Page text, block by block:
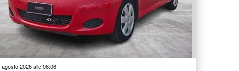
agosto 2026 alle 06:06